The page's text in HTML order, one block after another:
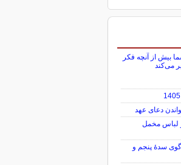
بیش از آنچه فکر
می‌کند
دعای عهد
لباس مخمل
سدهٔ پنجم و